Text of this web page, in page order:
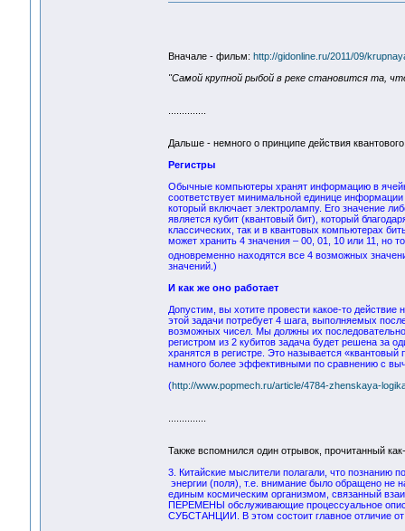
Вначале - фильм: http://gidonline.ru/2011/09/
"Самой крупной рыбой в реке становится та,
Дальше - немного о принципе действия
Регистры
Обычные компьютеры хранят информацию в
соответствует минимальной единице
который включает электролампу. Его значение
является кубит (квантовый бит), который
классических, так и в квантовых компьютерах
может хранить 4 значения – 00, 01, 10 или 11, но
одновременно находятся все 4 возможных
значений.)
И как же оно работает
Допустим, вы хотите провести какое-то
этой задачи потребует 4 шага, выполняемых
возможных чисел. Мы должны их
регистром из 2 кубитов задача будет решена за
хранятся в регистре. Это называется
намного более эффективными по сравнению с
(http://www.popmech.ru/article/4784-zhenskaya-
Также вспомнился один отрывок, прочитанный
3. Китайские мыслители полагали, что познанию
энергии (поля), т.е. внимание было обращено не
единым космическим организмом, связанный
ПЕРЕМЕНЫ обслуживающие процессуальное
СУБСТАНЦИИ. В этом состоит главное отличие